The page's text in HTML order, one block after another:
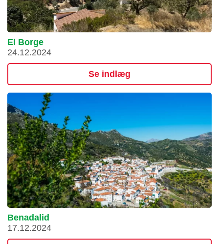
El Borge
24.12.2024
Se indlæg
Benadalid
17.12.2024